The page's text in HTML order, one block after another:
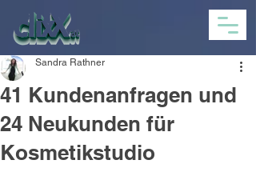
41 Kundenanfragen und
24 Neukunden für
Kosmetikstudio
Sandra Rathner